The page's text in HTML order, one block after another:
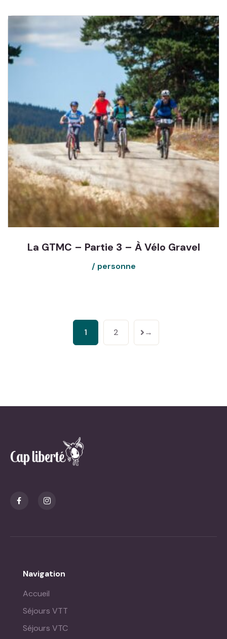
La GTMC – Partie 3 – À Vélo Gravel
1 2 →
Navigation
Accueil
Séjours VTT
Séjours VTC